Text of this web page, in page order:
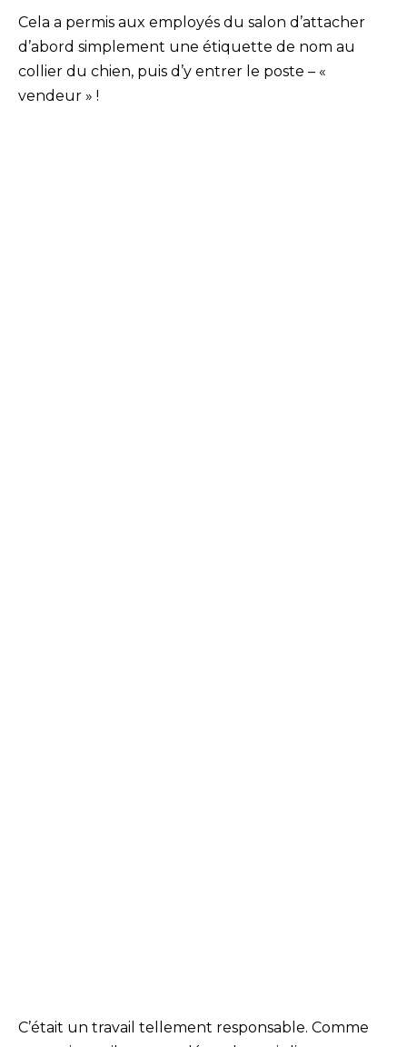
Cela a permis aux employés du salon d’attacher
d’abord simplement une étiquette de nom au
collier du chien, puis d’y entrer le poste – «
vendeur » !
C’était un travail tellement responsable. Comme